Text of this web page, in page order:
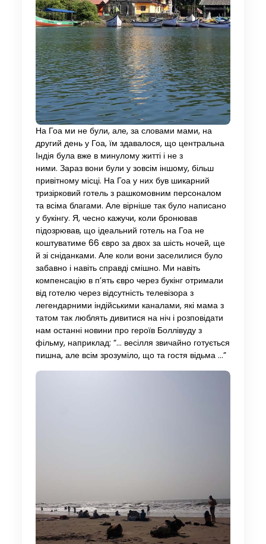
На Гоа ми не були, але, за словами мами, на
другий день у Гоа, їм здавалося, що центральна
Індія була вже в минулому житті і не з
ними. Зараз вони були у зовсім іншому, більш
привітному місці. На Гоа у них був шикарний
тризірковий готель з рашкомовним персоналом
та всіма благами. Але вірніше так було написано
у букінгу. Я, чесно кажучи, коли бронював
підозрював, що ідеальний готель на Гоа не
коштуватиме 66 євро за двох за шість ночей, ще
й зі сніданками. Але коли вони заселилися було
забавно і навіть справді смішно. Ми навіть
компенсацію в п’ять євро через букінг отримали
від готелю через відсутність телевізора з
легендарними індійськими каналами, які мама з
татом так люблять дивитися на ніч і розповідати
нам останні новини про героїв Боллівуду з
фільму, наприклад: “… весілля звичайно готується
пишна, але всім зрозуміло, що та гостя відьма …”